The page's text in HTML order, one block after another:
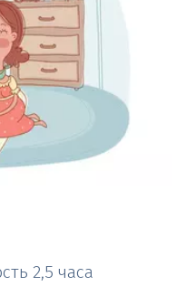
2,5 часа